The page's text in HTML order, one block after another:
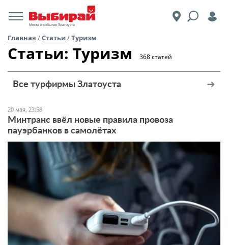
Места и события Златоуста
Главная /Статьи/Туризм
Статьи: Туризм 368 статей
Все турфирмы Златоуста
20 мая, 23:58
Минтранс ввёл новые правила провоза
пауэрбанков в самолётах